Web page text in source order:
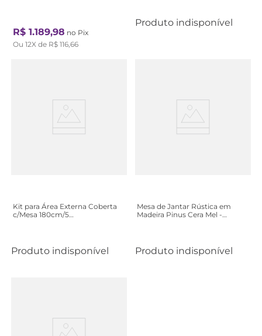
R$ 1.189,98 no Pix
Ou 12X de R$ 116,66
Produto indisponível
Kit para Área Externa Coberta
c/Mesa 180cm/5
Produto indisponível
Mesa de Jantar Rústica em
Madeira Pinus Cera Mel -
Produto indisponível